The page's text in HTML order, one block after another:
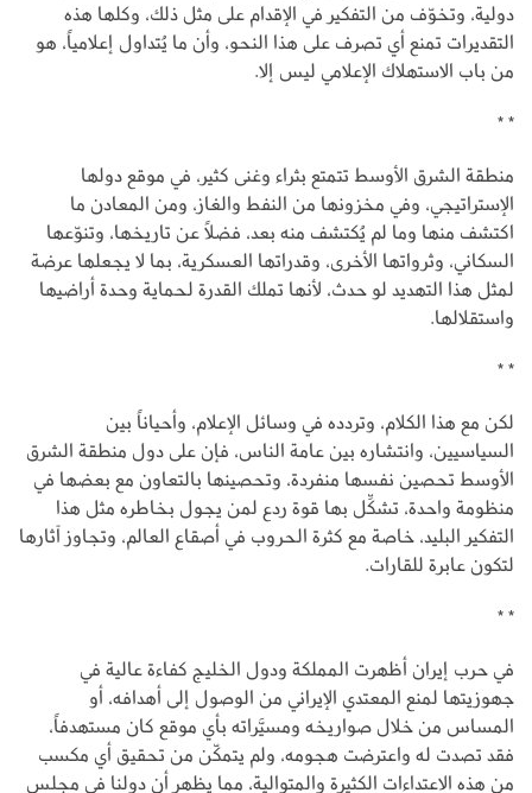
دولية، وتخوّف من التفكير في الإقدام على مثل ذلك، وكلها هذه
التقديرات تمنع أي تصرف على هذا النحو، وأن ما يُتداول إعلامياً، هو
من باب الاستهلاك الإعلامي ليس إلا.
* *
منطقة الشرق الأوسط تتمتع بثراء وغنى كثير، في موقع دولها
الإستراتيجي، وفي مخزونها من النفط والغاز، ومن المعادن ما
اكتشف منها وما لم يُكتشف منه بعد، فضلاً عن تاريخها، وتنوّعها
السكاني، وثرواتها الأخرى، وقدراتها العسكرية، بما لا يجعلها عرضة
لمثل هذا التهديد لو حدث، لأنها تملك القدرة لحماية وحدة أراضيها
واستقلالها.
* *
لكن مع هذا الكلام، وتردده في وسائل الإعلام، وأحياناً بين
السياسيين، وانتشاره بين عامة الناس، فإن على دول منطقة الشرق
الأوسط تحصين نفسها منفردة، وتحصينها بالتعاون مع بعضها في
منظومة واحدة، تشكِّل بها قوة ردع لمن يجول بخاطره مثل هذا
التفكير البليد، خاصة مع كثرة الحروب في أصقاع العالم، وتجاوز آثارها
لتكون عابرة للقارات.
* *
في حرب إيران أظهرت المملكة ودول الخليج كفاءة عالية في
جهوزيتها لمنع المعتدي الإيراني من الوصول إلى أهدافه، أو
المساس من خلال صواريخه ومسيَّراته بأي موقع كان مستهدفاً،
فقد تصدت له واعترضت هجومه، ولم يتمكّن من تحقيق أي مكسب
من هذه الاعتداءات الكثيرة والمتوالية، مما يظهر أن دولنا في مجلس